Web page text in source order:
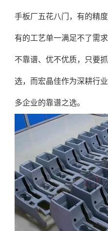
手板厂五花八门，有的精
有的工艺单一满足不了需
不靠谱、优不优质，只要
选，而宏晶佳作为深耕行
多企业的靠谱之选。